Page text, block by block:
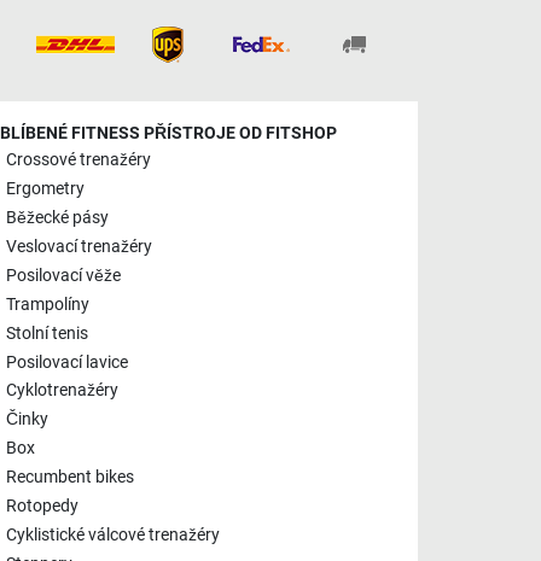
FITNESS PŘÍSTROJE OD FITSHOP
Crossové trenažéry
Ergometry
Běžecké pásy
Veslovací trenažéry
Posilovací věže
Trampolíny
Stolní tenis
Posilovací lavice
Cyklotrenažéry
Činky
Box
Recumbent bikes
Rotopedy
Cyklistické válcové trenažéry